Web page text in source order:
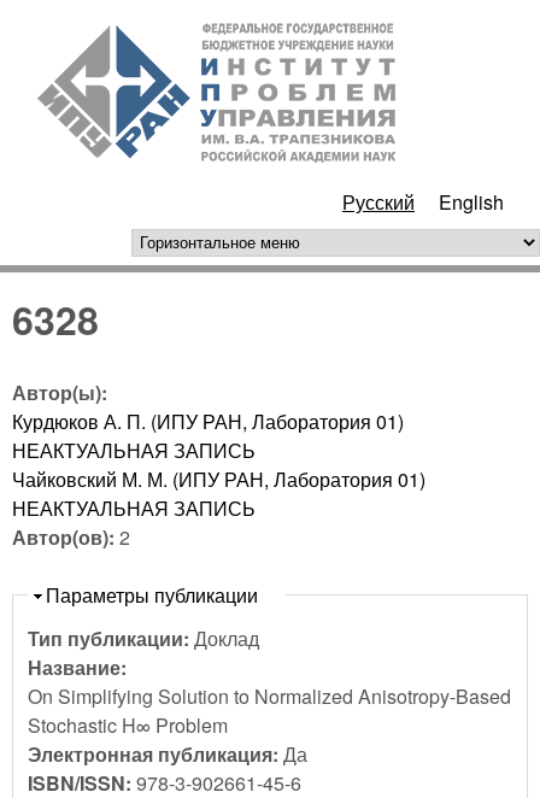
Перейти к основному
содержанию
РАН
Русский English
горизонтальное меню
6328
Автор(ы):
Курдюков А. П. (ИПУ РАН, Лаборатория 01)
НЕАКТУАЛЬНАЯ ЗАПИСЬ
Чайковский М. М. (ИПУ РАН, Лаборатория 01)
НЕАКТУАЛЬНАЯ ЗАПИСЬ
Автор(ов): 2
Скрыть
Параметры публикации
Тип публикации: Доклад
Название:
On Simplifying Solution to Normalized Anisotropy-Based
Stochastic H∞ Problem
Электронная публикация: Да
ISBN/ISSN: 978-3-902661-45-6